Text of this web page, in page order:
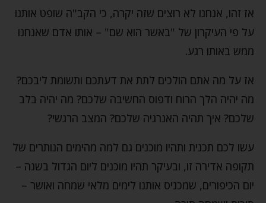
אז זהו, אנחנו לא רוצים שזה יקרה, כי הקב"ה שופט אותנו
על פי העיקרון של "באשר הוא שם" – אותו אדם שאנחנו
ממש באותו רגע.
אז על מה אתם הולכים לתת את דעתכם ותשומת ליבכם?
מה יהיה הלך הרוח ודפוס החשיבה שלכם? מה יהיה בלב
שלכם? איך תהיה האנרגיה שלכם? המצב הרגשי?
עשו לכם תכנית ותהיו מוכנים גם למה מהימים הנותרים של
תקופה אדירה זו, ובעיקר תהיו מוכנים ליום הגדול בשנה –
יום הכיפורים, שמכניס אותנו לימים מלאי שמחה ואושר –